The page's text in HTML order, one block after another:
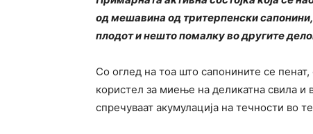
од мешавина од тритерпенски
плодот и нешто помалку во другите
Со оглед на тоа што сапонините се
користел за миење на деликатна свила
спречуваат акумулација на течности во